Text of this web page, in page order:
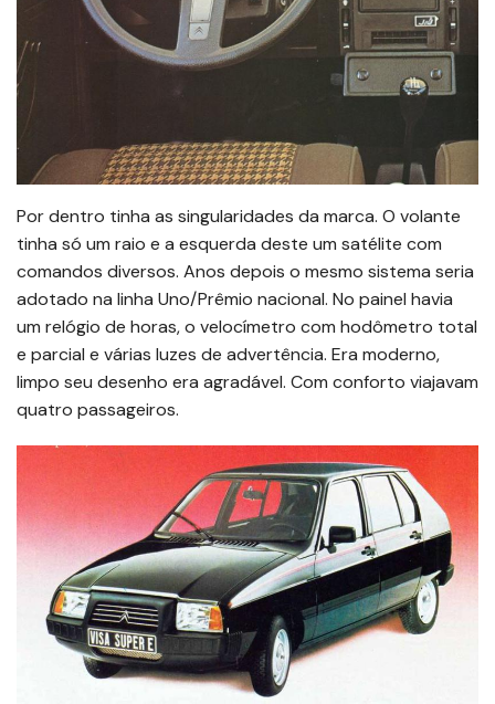
Por dentro tinha as singularidades da marca. O volante
tinha só um raio e a esquerda deste um satélite com
comandos diversos. Anos depois o mesmo sistema seria
adotado na linha Uno/Prêmio nacional. No painel havia
um relógio de horas, o velocímetro com hodômetro total
e parcial e várias luzes de advertência. Era moderno,
limpo seu desenho era agradável. Com conforto viajavam
quatro passageiros.